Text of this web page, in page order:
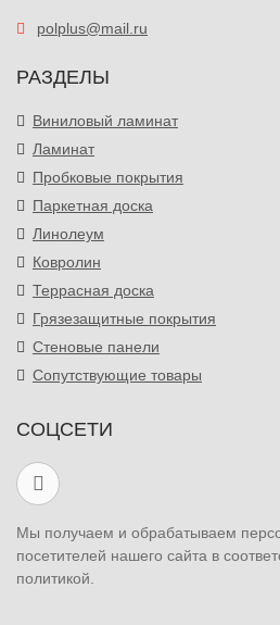
polplus@mail.ru
РАЗДЕЛЫ
Виниловый ламинат
Ламинат
Пробковые покрытия
Паркетная доска
Линолеум
Ковролин
Террасная доска
Грязезащитные покрытия
Стеновые панели
Сопутствующие товары
СОЦСЕТИ
Мы получаем и обрабатываем
посетителей нашего сайта в
политикой.